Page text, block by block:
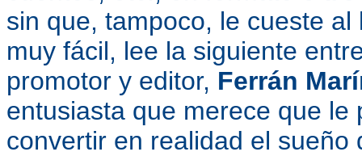
sin que, tampoco, le cueste
muy fácil, lee la siguiente
promotor y editor, Ferrán
entusiasta que merece que
convertir en realidad el